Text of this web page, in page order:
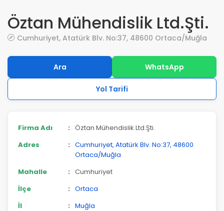
Öztan Mühendislik Ltd.Şti.
Cumhuriyet, Atatürk Blv. No:37, 48600 Ortaca/Muğla
Ara WhatsApp
Yol Tarifi
Firma Adı : Öztan Mühendislik Ltd.Şti.
Adres
: Cumhuriyet, Atatürk Blv. No:37, 48600
Ortaca/Muğla
Mahalle
: Cumhuriyet
İlçe
: Ortaca
İl
: Muğla